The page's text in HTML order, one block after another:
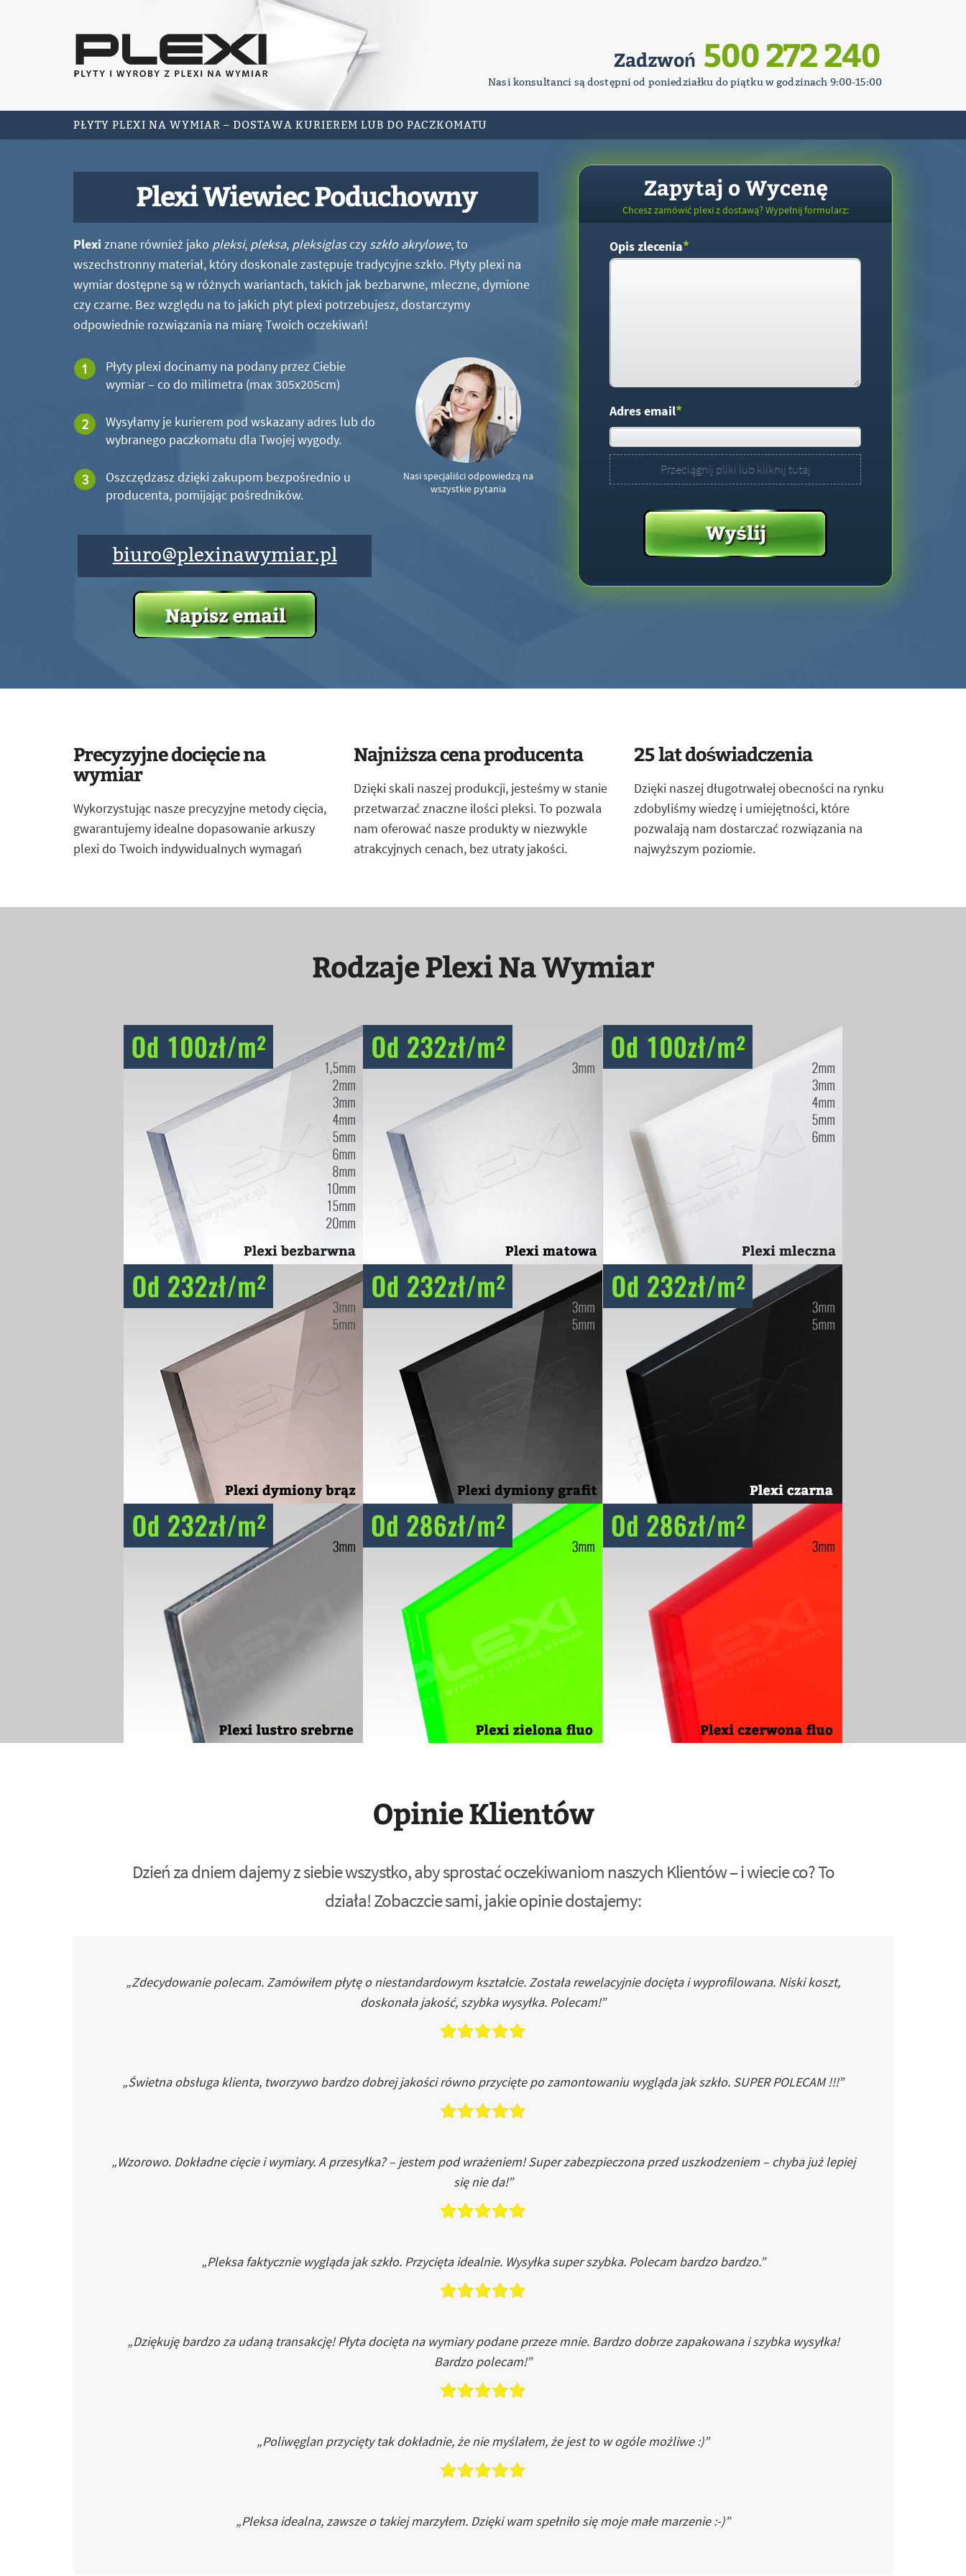
Zadzwoń 500 272 240
Nasi konsultanci są dostępni od poniedziałku do piątku w godzinach 9:00-15:00
PŁYTY PLEXI NA WYMIAR – DOSTAWA KURIEREM LUB DO PACZKOMATU
Plexi Wiewiec Poduchowny
Plexi znane również jako pleksi, pleksa, pleksiglasczy szkło akrylowe, to
wszechstronny materiał, który doskonale zastępuje tradycyjne szkło. Płyty plexi na
wymiar dostępne są w różnych wariantach, takich jak bezbarwne, mleczne, dymione
czy czarne. Bez względu na to jakich płyt plexi potrzebujesz, dostarczymy
odpowiednie rozwiązania na miarę Twoich oczekiwań!
Płyty plexi docinamy na podany przez Ciebie
wymiar – co do milimetra (max 305x205cm)
Wysyłamy je kurierem pod wskazany adres lub do
wybranego paczkomatu dla Twojej wygody.
Oszczędzasz dzięki zakupom bezpośrednio u
producenta, pomijając pośredników.
biuro@plexinawymiar.pl
Nasi specjaliści odpowiedzą na
wszystkie pytania
Zapytaj o Wycenę
Chcesz zamówić plexi z dostawą? Wypełnij formularz:
Opis zlecenia*
Adres email*
Przeciągnij pliki lub kliknij tutaj
Precyzyjne docięcie na
wymiar
Wykorzystując nasze precyzyjne metody cięcia,
gwarantujemy idealne dopasowanie arkuszy
plexi do Twoich indywidualnych wymagań
Najniższa cena producenta
Dzięki skali naszej produkcji, jesteśmy w stanie
przetwarzać znaczne ilości pleksi. To pozwala
nam oferować nasze produkty w niezwykle
atrakcyjnych cenach, bez utraty jakości.
25 lat doświadczenia
Dzięki naszej długotrwałej obecności na rynku
zdobyliśmy wiedzę i umiejętności, które
pozwalają nam dostarczać rozwiązania na
najwyższym poziomie.
Rodzaje Plexi Na Wymiar
Opinie Klientów
Dzień za dniem dajemy z siebie wszystko, aby sprostać oczekiwaniom naszych Klientów – i wiecie co? To
działa! Zobaczcie sami, jakie opinie dostajemy:
„Zdecydowanie polecam. Zamówiłem płytę o niestandardowym kształcie. Została rewelacyjnie docięta i wyprofilowana. Niski koszt,
doskonała jakość, szybka wysyłka. Polecam!”
„Świetna obsługa klienta, tworzywo bardzo dobrej jakości równo przycięte po zamontowaniu wygląda jak szkło. SUPER POLECAM !!!”
„Wzorowo. Dokładne cięcie i wymiary. A przesyłka? – jestem pod wrażeniem! Super zabezpieczona przed uszkodzeniem – chyba już lepiej
się nie da!”
„Pleksa faktycznie wygląda jak szkło. Przycięta idealnie. Wysyłka super szybka. Polecam bardzo bardzo.”
„Dziękuję bardzo za udaną transakcję! Płyta docięta na wymiary podane przeze mnie. Bardzo dobrze zapakowana i szybka wysyłka!
Bardzo polecam!”
„Poliwęglan przycięty tak dokładnie, że nie myślałem, że jest to w ogóle możliwe :)”
„Pleksa idealna, zawsze o takiej marzyłem. Dzięki wam spełniło się moje małe marzenie :-)”